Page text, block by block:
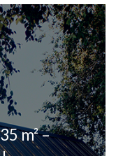
m² –